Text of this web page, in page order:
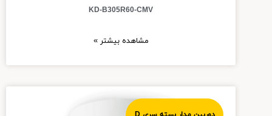
KD-B305R60-CMV
مشاهده بیشتر »